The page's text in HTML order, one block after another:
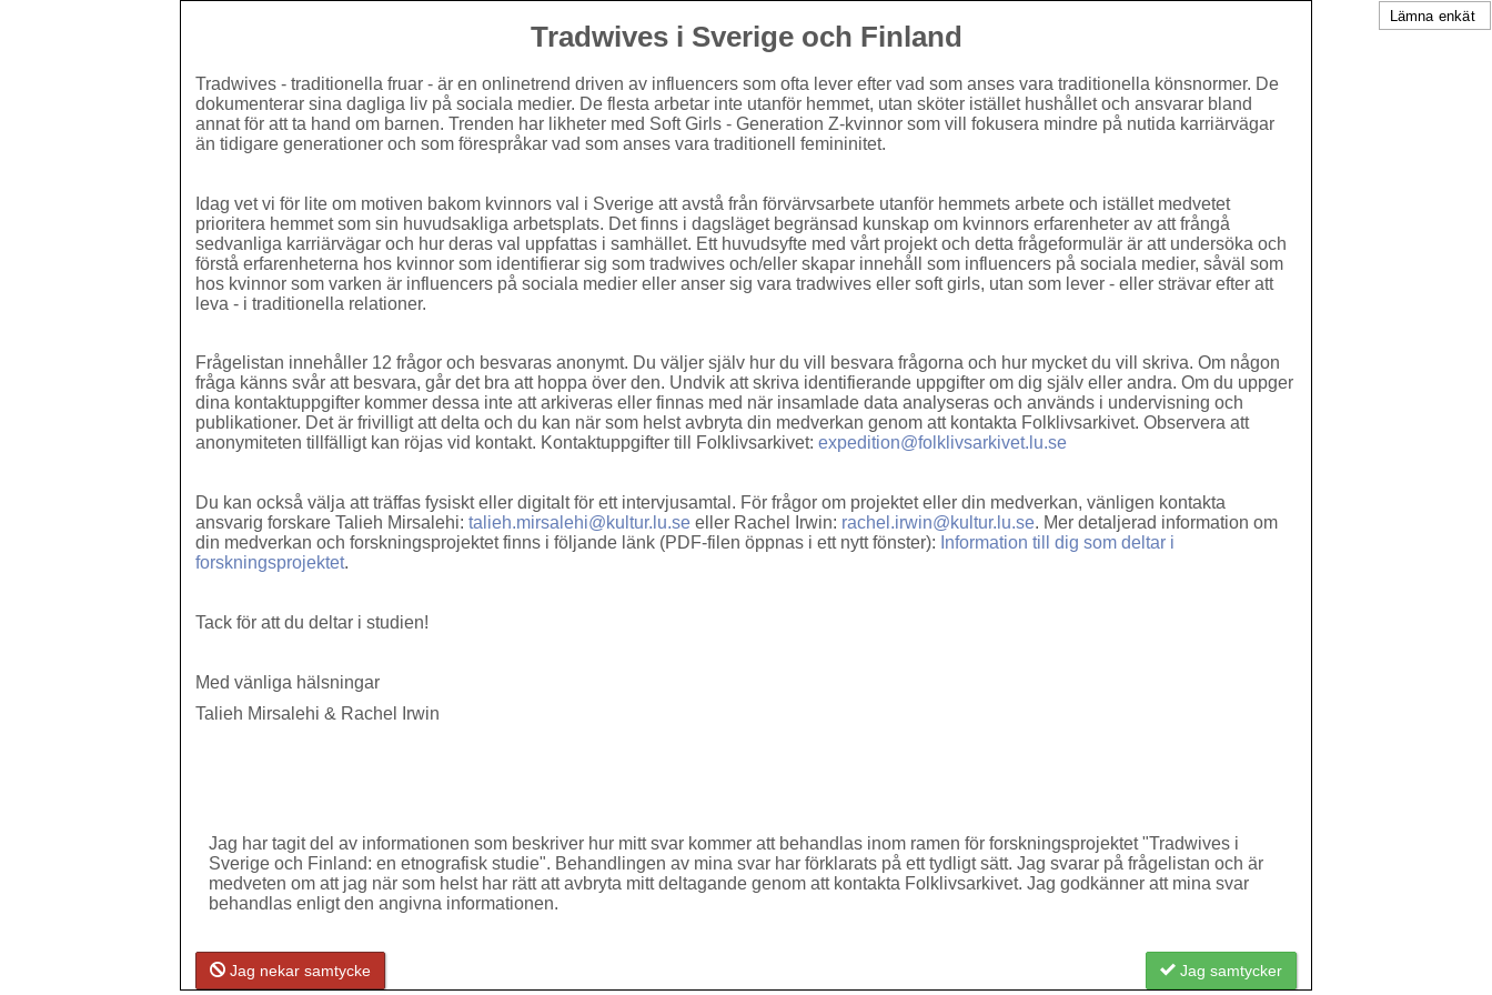
Lämna enkät
Tradwives i Sverige och Finland
Tradwives - traditionella fruar - är en onlinetrend driven av influencers som ofta lever efter vad som anses vara traditionella könsnormer. De
dokumenterar sina dagliga liv på sociala medier. De flesta arbetar inte utanför hemmet, utan sköter istället hushållet och ansvarar bland
annat för att ta hand om barnen. Trenden har likheter med Soft Girls - Generation Z-kvinnor som vill fokusera mindre på nutida karriärvägar
än tidigare generationer och som förespråkar vad som anses vara traditionell femininitet.
Idag vet vi för lite om motiven bakom kvinnors val i Sverige att avstå från förvärvsarbete utanför hemmets arbete och istället medvetet
prioritera hemmet som sin huvudsakliga arbetsplats. Det finns i dagsläget begränsad kunskap om kvinnors erfarenheter av att frångå
sedvanliga karriärvägar och hur deras val uppfattas i samhället. Ett huvudsyfte med vårt projekt och detta frågeformulär är att undersöka och
förstå erfarenheterna hos kvinnor som identifierar sig som tradwives och/eller skapar innehåll som influencers på sociala medier, såväl som
hos kvinnor som varken är influencers på sociala medier eller anser sig vara tradwives eller soft girls, utan som lever - eller strävar efter att
leva - i traditionella relationer.
Frågelistan innehåller 12 frågor och besvaras anonymt. Du väljer själv hur du vill besvara frågorna och hur mycket du vill skriva. Om någon
fråga känns svår att besvara, går det bra att hoppa över den. Undvik att skriva identifierande uppgifter om dig själv eller andra. Om du uppger
dina kontaktuppgifter kommer dessa inte att arkiveras eller finnas med när insamlade data analyseras och används i undervisning och
publikationer. Det är frivilligt att delta och du kan när som helst avbryta din medverkan genom att kontakta Folklivsarkivet. Observera att
anonymiteten tillfälligt kan röjas vid kontakt. Kontaktuppgifter till Folklivsarkivet:expedition@folklivsarkivet.lu.se
Du kan också välja att träffas fysiskt eller digitalt för ett intervjusamtal. För frågor om projektet eller din medverkan, vänligen kontakta
ansvarig forskare Talieh Mirsalehi:talieh.mirsalehi@kultur.lu.se eller Rachel Irwin: rachel.irwin@kultur.lu.se. Mer detaljerad information om
din medverkan och forskningsprojektet finns i följande länk (PDF-filen öppnas i ett nytt fönster): Information till dig som deltar i
forskningsprojektet.
Tack för att du deltar i studien!
Med vänliga hälsningar
Talieh Mirsalehi & Rachel Irwin
Jag har tagit del av informationen som beskriver hur mitt svar kommer att behandlas inom ramen för forskningsprojektet "Tradwives i
Sverige och Finland: en etnografisk studie". Behandlingen av mina svar har förklarats på ett tydligt sätt. Jag svarar på frågelistan och är
medveten om att jag när som helst har rätt att avbryta mitt deltagande genom att kontakta Folklivsarkivet. Jag godkänner att mina svar
behandlas enligt den angivna informationen.
Jag nekar samtycke Jag samtycker